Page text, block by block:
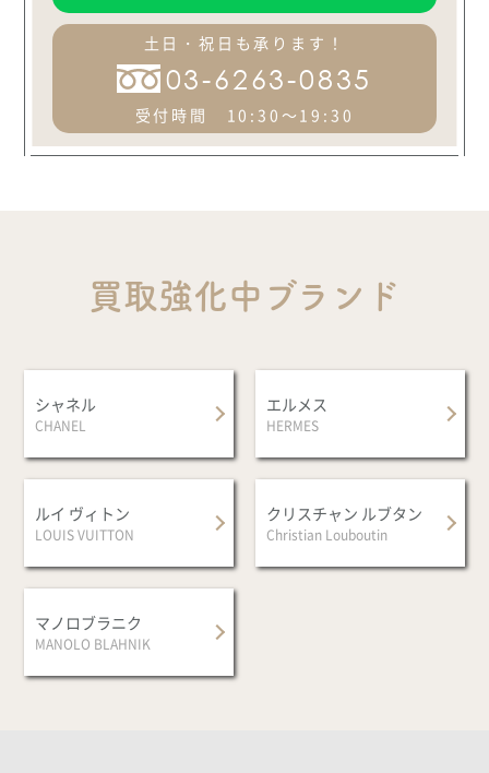
土日・祝日も承ります！
03-6263-0835
受付時間 10:30～19:30
買取強化中ブランド
シャネル
CHANEL
エルメス
HERMES
ルイ ヴィトン
LOUIS VUITTON
クリスチャン ルブタン
Christian Louboutin
マノロブラニク
MANOLO BLAHNIK